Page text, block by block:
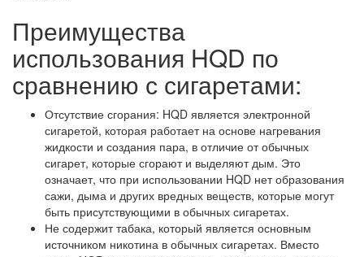
Преимущества
использования HQD по
сравнению с сигаретами:
Отсутствие сгорания: HQD является электронной
сигаретой, которая работает на основе нагревания
жидкости и создания пара, в отличие от обычных
сигарет, которые сгорают и выделяют дым. Это
означает, что при использовании HQD нет образования
сажи, дыма и других вредных веществ, которые могут
быть присутствующими в обычных сигаретах.
Не содержит табака, который является основным
источником никотина в обычных сигаретах. Вместо